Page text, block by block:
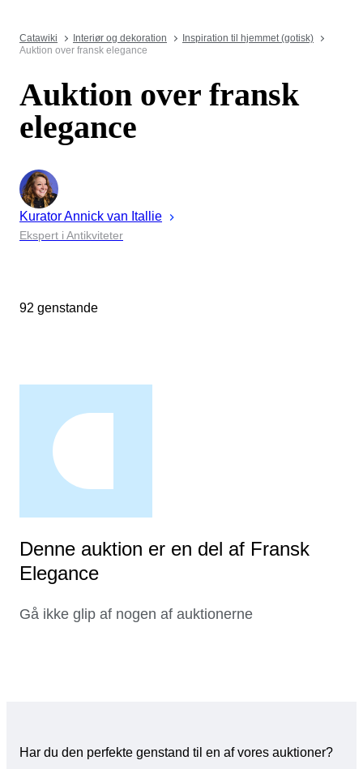
Catawiki Interiør og dekoration
Inspiration til hjemmet (gotisk)
Auktion over fransk elegance
Auktion over fransk
elegance
KuratorAnnick van Itallie
Ekspert i Antikviteter
92 genstande
Denne auktion er en del af Fransk
Elegance
Gå ikke glip af nogen af auktionerne
Har du den perfekte genstand til en af vores auktioner?